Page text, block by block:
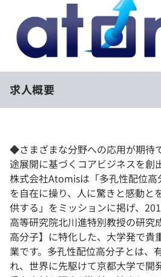
イベント・セミナー
インタビュー
リファレンス
個人向けプラン
学校向けプラン
契約内容・クーポン
再チャレンジ結果一覧
paiza times
note
求人概要
◆さまざまな分野への応用が期待
途展開に基づくコアビジネスを創
株式会社Atomisは「多孔性配位
を自在に操り、人に驚きと感動と
供する」をミッションに掲げ、
高等研究院北川進特別教授の研究
高分子】に特化した、大学発で貴
業です。多孔性配位高分子とは、
れ、世界に先駆けて京都大学で開